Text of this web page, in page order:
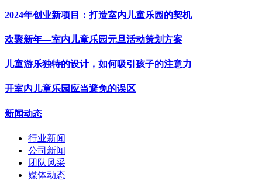
2024年创业新项目：打造室内儿童乐园的契机
欢聚新年—室内儿童乐园元旦活动策划方案
儿童游乐独特的设计，如何吸引孩子的注意力
开室内儿童乐园应当避免的误区
新闻动态
行业新闻
公司新闻
团队风采
媒体动态